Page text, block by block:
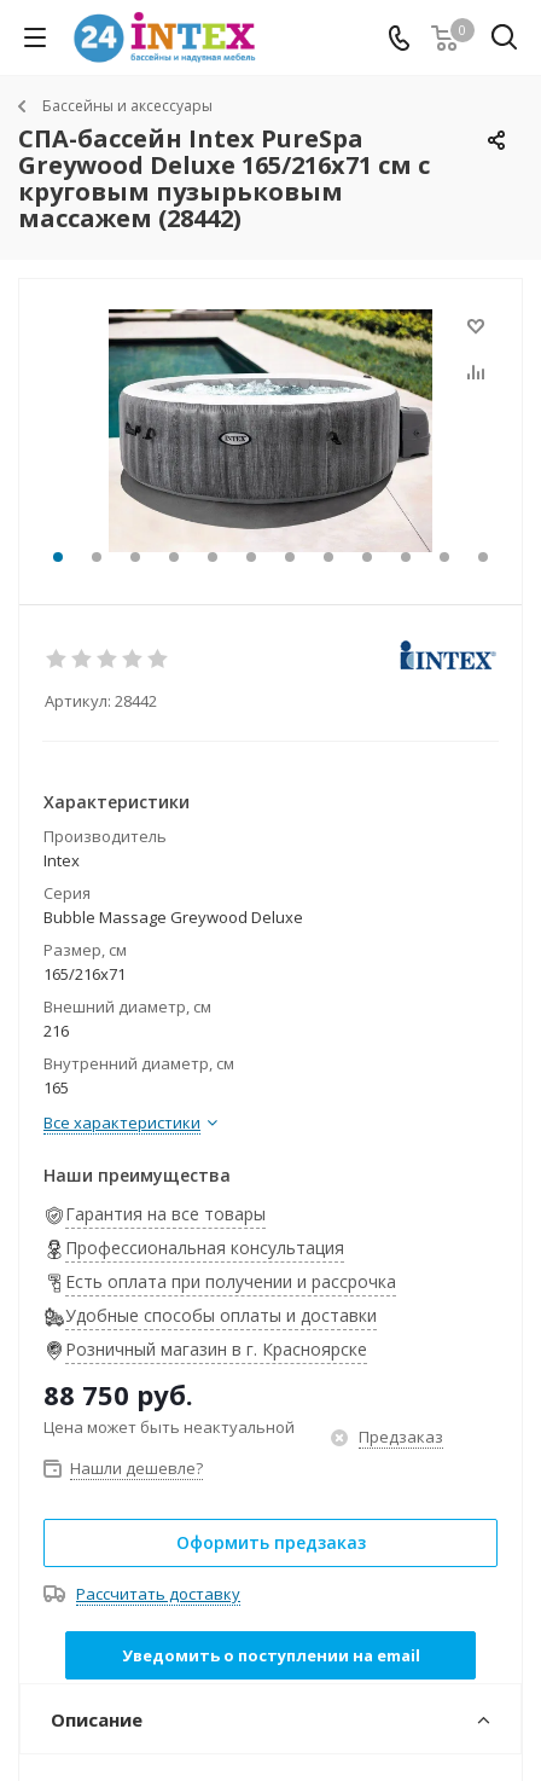
0
Бассейны и аксессуары
СПА-бассейн Intex PureSpa
Greywood Deluxe 165/216х71 см с
круговым пузырьковым
массажем (28442)
Артикул: 28442
Характеристики
Производитель
Intex
Серия
Bubble Massage Greywood Deluxe
Размер, см
165/216х71
Внешний диаметр, см
216
Внутренний диаметр, см
165
Все характеристики
Наши преимущества
Гарантия на все товары
Профессиональная консультация
Есть оплата при получении и рассрочка
Удобные способы оплаты и доставки
Розничный магазин в г. Красноярске
88 750 руб.
Цена может быть неактуальной
Предзаказ
Нашли дешевле?
Оформить предзаказ
Рассчитать доставку
Уведомить о поступлении на email
Описание